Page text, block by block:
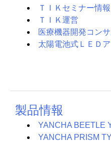
ＴＩＫセミナー情報
ＴＩＫ運営
医療機器開発コン
太陽電池式ＬＥＤア
製品情報
YANCHA BEETLE
YANCHA PRISM